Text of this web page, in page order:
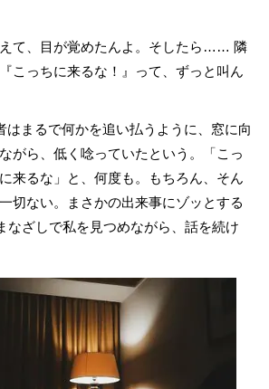
て、目が覚めたんよ。そしたら…… 隣
こっちに来るな！』って、ずっと叫ん
まるで何かを追い払うように、窓に向
がら、低く唸っていたという。「こっ
来るな」と、何度も。もちろん、そん
切ない。まさかの出来事にゾッとする
なざしで私を見つめながら、話を続け